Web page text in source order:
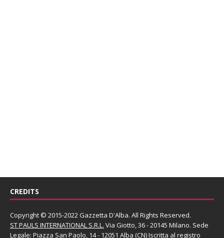
CREDITS
Copyright © 2015-2022 Gazzetta D'Alba. All Rights Reserved.
ST PAULS INTERNATIONAL S.R.L. Via Giotto, 36 - 20145 Milano. Sede
Legale: Piazza San Paolo, 14 - 12051 Alba (CN) Iscritta al registro